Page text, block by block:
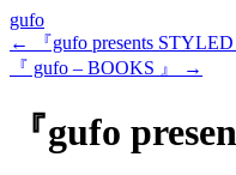
gufo
←
『gufo presents STYLED
『 gufo – BOOKS 』
→
『gufo